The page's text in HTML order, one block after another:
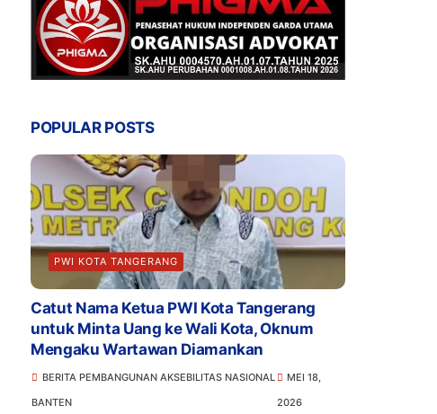
POPULAR POSTS
PWI KOTA TANGERANG
Catut Nama Ketua PWI Kota Tangerang
untuk Minta Uang ke Wali Kota, Oknum
Mengaku Wartawan Diamankan
BERITA PEMBANGUNAN AKSEBILITAS NASIONAL
BANTEN
MEI 18,
2026